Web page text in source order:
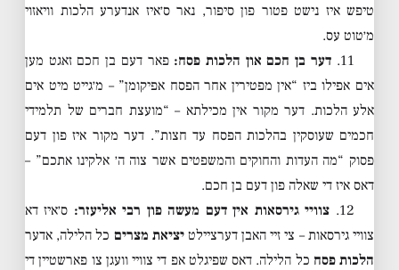
טיפש איז נישט פטור פון סיפור, נאר ס׳איז אנדערע הלכות וויאזוי
מ׳טוט עס.
11. דער בן חכם און הלכות פסח: פאר דעם בן חכם זאגט מען
אים אפילו ביז “אין מפטירין אחר הפסח אפיקומן” – מ׳גייט מיט אים
אלע הלכות. דער מקור אין מכילתא – “מועצת חברים של תלמידי
חכמים שעוסקין בהלכות הפסח עד חצות”. דער מקור איז פון דעם
פסוק “מה העדות והחוקים והמשפטים אשר צוה ה׳ אלקינו אתכם” –
דאס איז די שאלה פון דעם בן חכם.
12. צוויי גירסאות אין דעם מעשה פון רבי אליעזר: ס׳איז דא
צוויי גירסאות – צי זיי האבן דערציילטיציאת מצרים כל הלילה, אדער
הלכות פסח כל הלילה. דאס שפיגלט אפ די צוויי וועגן צו פארשטיין די